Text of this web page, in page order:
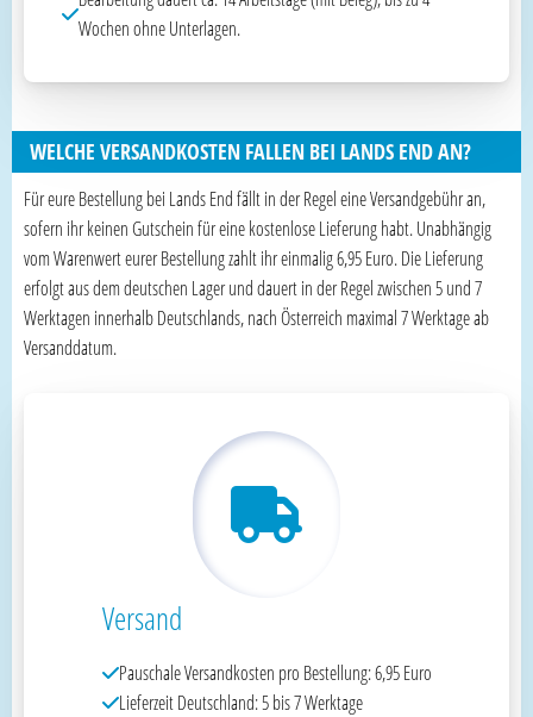
Wochen ohne Unterlagen.
WELCHE VERSANDKOSTEN FALLEN BEI LANDS END AN?
Für eure Bestellung bei Lands End fällt in der Regel eine Versandgebühr an,
sofern ihr keinen Gutschein für eine kostenlose Lieferung habt. Unabhängig
vom Warenwert eurer Bestellung zahlt ihr einmalig 6,95 Euro. Die Lieferung
erfolgt aus dem deutschen Lager und dauert in der Regel zwischen 5 und 7
Werktagen innerhalb Deutschlands, nach Österreich maximal 7 Werktage ab
Versanddatum.
Versand
Pauschale Versandkosten pro Bestellung: 6,95 Euro
Lieferzeit Deutschland: 5 bis 7 Werktage